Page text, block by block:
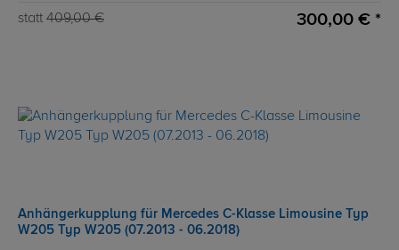
statt 409,00 € 300,00 € *
Anhängerkupplung für Mercedes C-Klasse Limousine Typ
W205 Typ W205 (07.2013 - 06.2018)